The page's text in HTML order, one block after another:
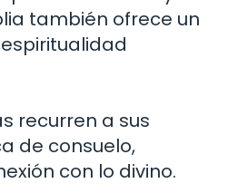
también ofrece un
recurren a sus
de consuelo,
con lo divino.